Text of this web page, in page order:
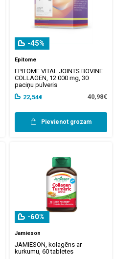
-45%
Epitome
EPITOME VITAL JOINTS BOVINE
COLLAGEN, 12 000 mg, 30
paciņu pulveris
22,54€
40,98€
Pievienot grozam
-60%
Jamieson
JAMIESON, kolagēns ar
kurkumu, 60 tabletes